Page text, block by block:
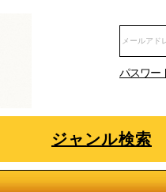
パスワー
ジャンル検索